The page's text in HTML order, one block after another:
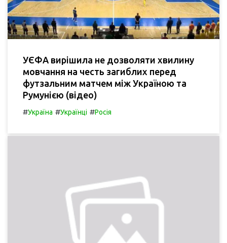
УЄФА вирішила не дозволяти хвилину
мовчання на честь загиблих перед
футзальним матчем між Україною та
Румунією (відео)
#Україна #Українці #Росія